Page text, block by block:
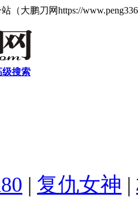
（大鹏刀网https://
级搜索
| 复仇女神 |